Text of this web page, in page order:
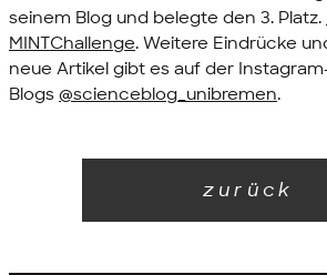
seinem Blog und belegte den 3. Platz.
MINTChallenge. Weitere Eindrücke
neue Artikel gibt es auf der
Blogs @scienceblog_unibremen.
zurück